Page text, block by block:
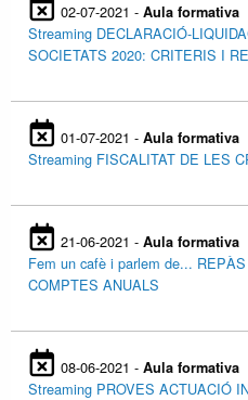
02-07-2021 - Aula formativa
Streaming DECLARACIÓ-
SOCIETATS 2020: CRITERIS I
01-07-2021 - Aula formativa
Streaming FISCALITAT DE LES
21-06-2021 - Aula formativa
Fem un cafè i parlem de...
COMPTES ANUALS
08-06-2021 - Aula formativa
Streaming PROVES ACTUACIÓ